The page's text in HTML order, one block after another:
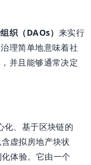
织（DAOs） 来实行
理简单地意味着社
并且能够通常决定
、基于区块链的
虚拟房地产块状
体验。它由一个